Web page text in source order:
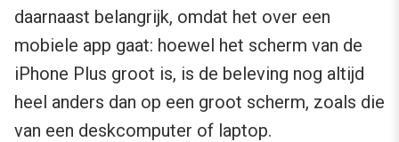
daarnaast belangrijk, omdat het over een
mobiele app gaat: hoewel het scherm van de
iPhone Plus groot is, is de beleving nog altijd
heel anders dan op een groot scherm, zoals die
van een deskcomputer of laptop.